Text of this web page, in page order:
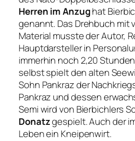
Herren im Anzughat
genannt. Das Drehbuch mit
Material musste der Autor,
Hauptdarsteller in
immerhin noch 2,20
selbst spielt den alten
Sohn Pankraz der
Pankraz und dessen
Semi wird von Bierbichlers
Donatzgespielt. Auch der
Leben ein Kneipenwirt.